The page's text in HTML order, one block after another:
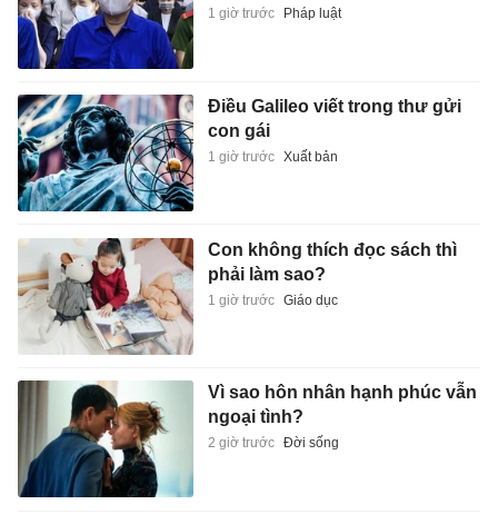
1 giờ trước Pháp luật
Điều Galileo viết trong thư gửi
con gái
1 giờ trước Xuất bản
Con không thích đọc sách thì
phải làm sao?
1 giờ trước Giáo dục
Vì sao hôn nhân hạnh phúc vẫn
ngoại tình?
2 giờ trước Đời sống